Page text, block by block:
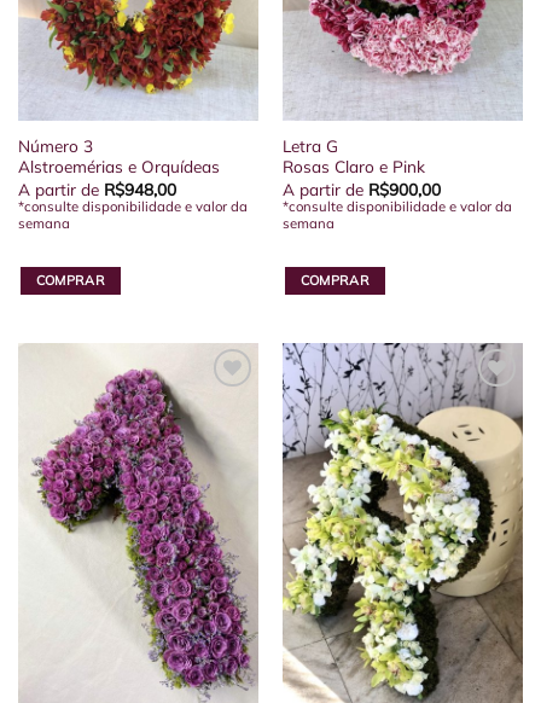
Número 3
Alstroemérias e Orquídeas
A partir de R$948,00
*consulte disponibilidade e valor da
semana
COMPRAR
Letra G
Rosas Claro e Pink
A partir de R$900,00
*consulte disponibilidade e valor da
semana
COMPRAR